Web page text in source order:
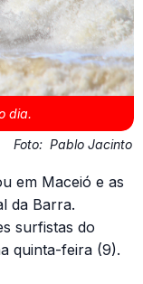
dia.
Foto: Pablo Jacinto
em Maceió e as
da Barra.
surfistas do
quinta-feira (9).